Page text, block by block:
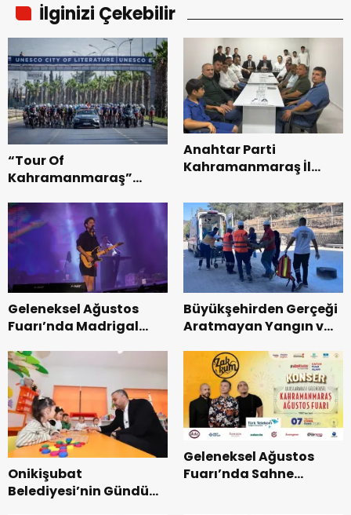
İlginizi Çekebilir
“Tour Of
Kahramanmaraş”
Bisikleti Turnuvası
Tamamlandı.
Anahtar Parti
Kahramanmaraş İl
Teşkilatı ile buluştu.
Geleneksel Ağustos
Fuarı’nda Madrigal
Büyükşehirden Gerçeği
Aratmayan Yangın ve
Onikişubat
Belediyesi’nin Gündüz
Geleneksel Ağustos
Fuarı’nda Sahne